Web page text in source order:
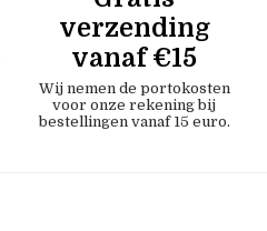
verzending
vanaf €15
Wij nemen de portokosten
voor onze rekening bij
bestellingen vanaf 15 euro.